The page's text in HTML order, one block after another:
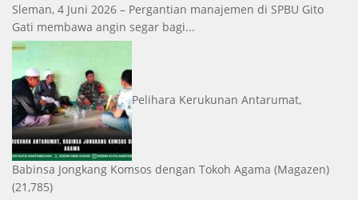
Sleman, 4 Juni 2026 – Pergantian manajemen di SPBU Gito
Gati membawa angin segar bagi...
Pelihara Kerukunan Antarumat,
Babinsa Jongkang Komsos dengan Tokoh Agama (Magazen)
(21,785)